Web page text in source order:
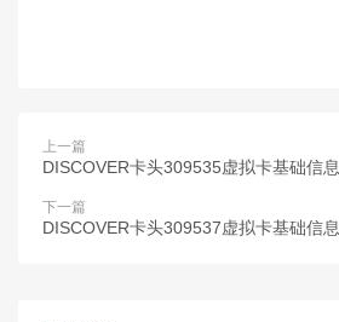
上一篇
DISCOVER卡头309535虚拟卡基础信息
下一篇
DISCOVER卡头309537虚拟卡基础信息